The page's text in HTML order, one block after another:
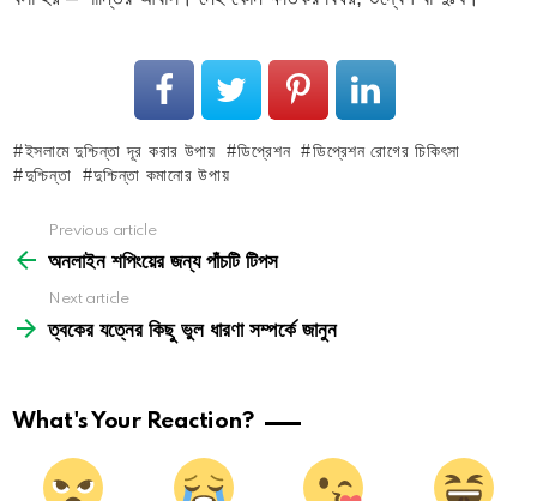
ইসলামে দুশ্চিন্তা দূর করার উপায় ডিপ্রেশন
ডিপ্রেশন রোগের চিকিৎসা
দুশ্চিন্তা
দুশ্চিন্তা কমানোর উপায়
more
Previous article
অনলাইন শপিংয়ের জন্য পাঁচটি টিপস
Next article
ত্বকের যত্নের কিছু ভুল ধারণা সম্পর্কে জানুন
What's Your Reaction?